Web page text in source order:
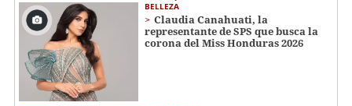
BELLEZA
Claudia Canahuati, la
representante de SPS que busca la
corona del Miss Honduras 2026